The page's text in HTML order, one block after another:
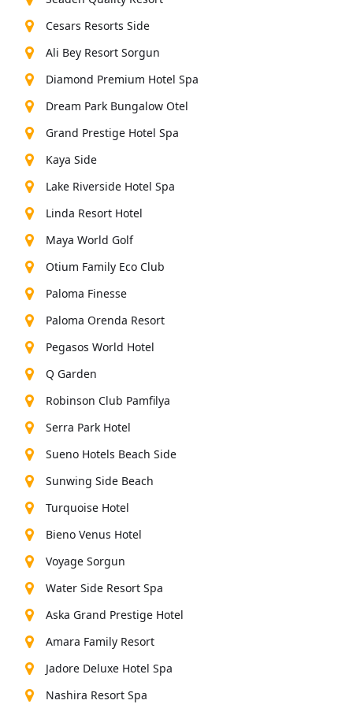
запросе или о том, что вы хотите в разделе
"Дополнительные услуги" в разделе
эту опцию. И любые дополнительные услуги,
вашем автомобилеон будет ждать. Соргун без
сделает ваше путешествие приятным
Cesars Resorts Side
Ali Bey Resort Sorgun
Diamond Premium Hotel Spa
Dream Park Bungalow Otel
Grand Prestige Hotel Spa
Kaya Side
Lake Riverside Hotel Spa
Linda Resort Hotel
Maya World Golf
Otium Family Eco Club
Paloma Finesse
Paloma Orenda Resort
Pegasos World Hotel
Q Garden
Robinson Club Pamfilya
Serra Park Hotel
Sueno Hotels Beach Side
Sunwing Side Beach
Turquoise Hotel
Bieno Venus Hotel
Voyage Sorgun
Water Side Resort Spa
Aska Grand Prestige Hotel
Amara Family Resort
Jadore Deluxe Hotel Spa
Nashira Resort Spa